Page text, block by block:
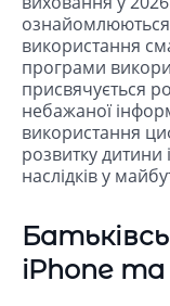
ознайомлюються
використання
програми
присвячується
небажаної
використання
розвитку дитини
наслідків у
iPhone та